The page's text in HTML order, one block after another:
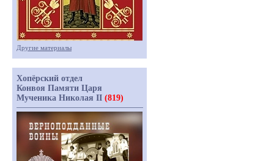
Другие материалы
Хопёрский отдел
Конвоя Памяти Царя
Мученика Николая II (819)